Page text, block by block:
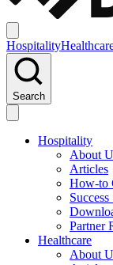
Hospitality
Search
Hospitality
About
Articles
How-to
Partner
Healthcare
About